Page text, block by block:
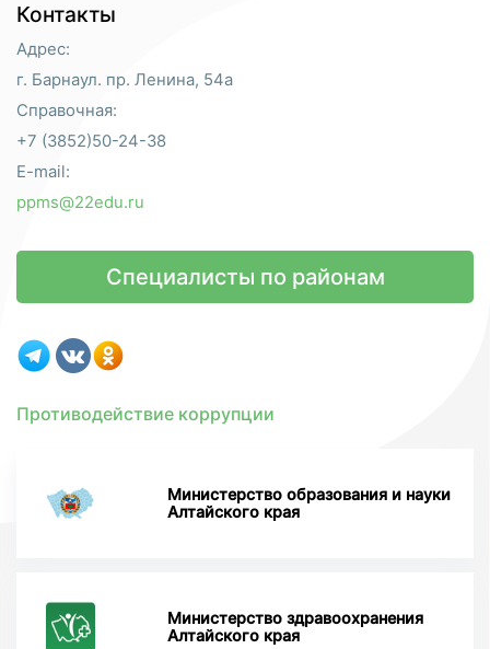
Контакты
Адрес:
г. Барнаул. пр. Ленина, 54а
Справочная:
+7 (3852)50-24-38
E-mail:
ppms@22edu.ru
Специалисты по районам
Противодействие коррупции
Министерство образования и науки
Алтайского края
Министерство здравоохранения
Алтайского края